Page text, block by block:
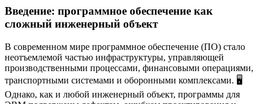
Введение: программное обеспечение как
сложный инженерный объект
В современном мире программное обеспечение (ПО) стало
неотъемлемой частью инфраструктуры, управляющей
производственными процессами, финансовыми операциями,
транспортными системами и оборонными комплексами. 🖥️
Однако, как и любой инженерный объект, программы для